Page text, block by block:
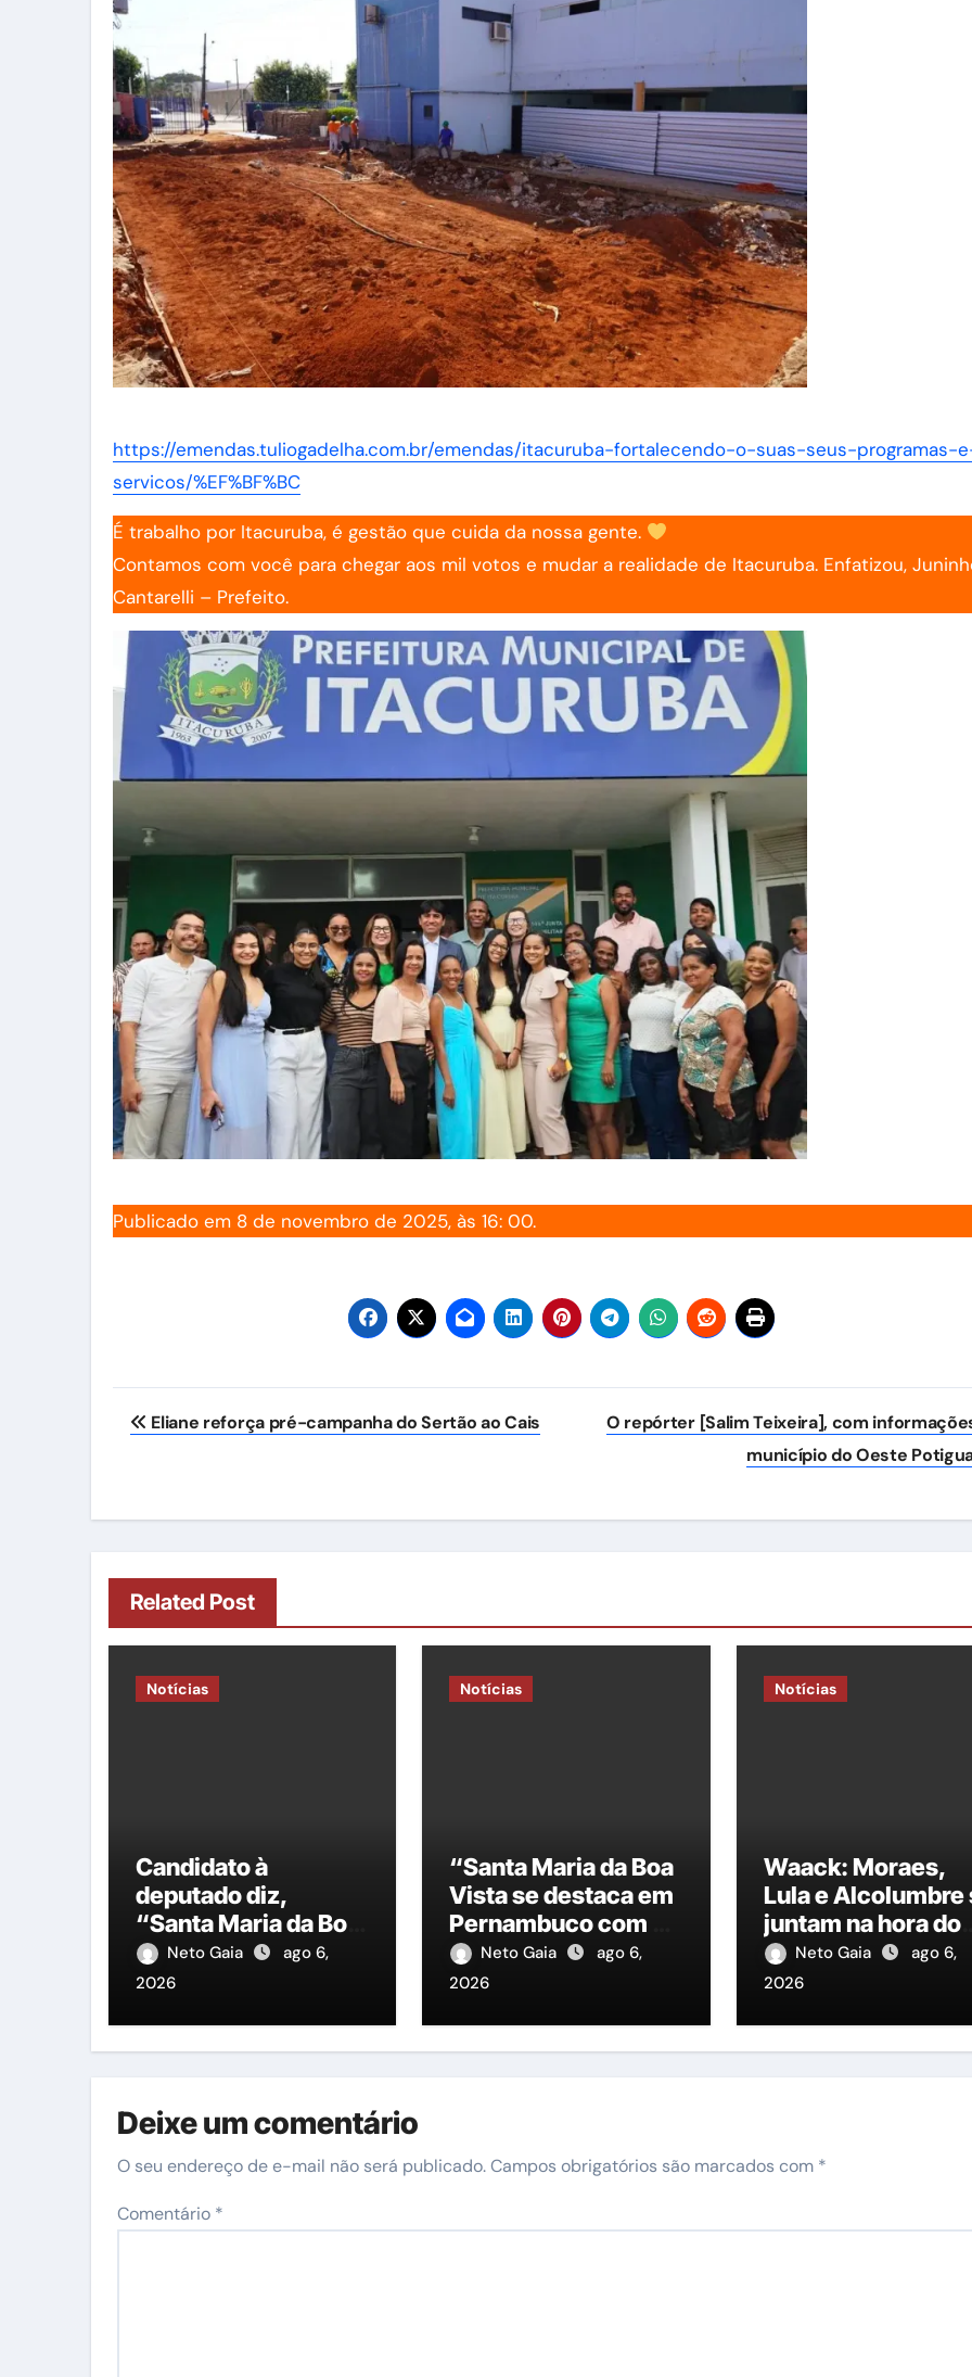
https://emendas.tuliogadelha.com.br/emendas/itacuruba-fortalecendo-o-suas-seus-programas-
servicos/%EF%BF%BC
É trabalho por Itacuruba, é gestão que cuida da nossa gente.
Contamos com você para chegar aos mil votos e mudar a realidade de Itacuruba. Enfatizou,
Cantarelli – Prefeito.
Publicado em 8 de novembro de 2025, às 16: 00.
Navegação
Eliane reforça pré-campanha do Sertão ao Cais
O repórter [Salim Teixeira], com
município do Oeste
Related Post
Notícias
Candidato à
deputado diz,
“Santa Maria da Boa
Vista, precisa de um
representante na
Neto Gaia
ago 6,
2026
Notícias
“Santa Maria da Boa
Vista se destaca em
Pernambuco com 02
escolas premiadas
entre as 50
Neto Gaia
ago 6,
2026
Notícias
Waack: Moraes,
Lula e Alcolumbre
juntam na hora do
aperto
Neto Gaia
ago 6,
2026
Deixe um comentário
O seu endereço de e-mail não será publicado.Campos obrigatórios são marcados com *
Comentário *